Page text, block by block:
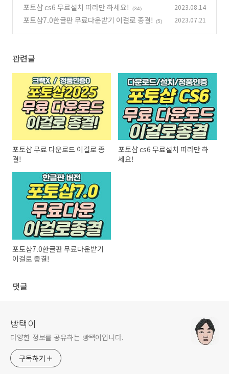
포토샵 cs6 무료설치 따라만 하세요! (34) 2023.08.14
포토샵7.0한글판 무료다운받기 이걸로 종결! (5) 2023.07.21
관련글
포토샵 무료 다운로드 이걸로 종
결!
포토샵 cs6 무료설치 따라만 하
세요!
포토샵7.0한글판 무료다운받기
이걸로 종결!
댓글
빵택이
다양한 정보를 공유하는 빵택이입니다.
구독하기